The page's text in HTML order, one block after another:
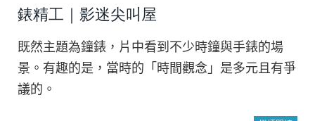
錶精工｜影迷尖叫屋
既然主題為鐘錶，片中看到不少時鐘與手錶的場
景。有趣的是，當時的「時間觀念」是多元且有爭
議的。